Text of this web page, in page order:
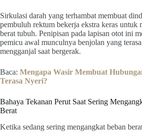
Sirkulasi darah yang terhambat membuat
pembuluh rektum bekerja ekstra keras untuk
berat tubuh. Penipisan pada lapisan otot ini
pemicu awal munculnya benjolan yang terasa
mengganjal saat bergerak.
Baca: Mengapa Wasir Membuat
Terasa Nyeri?
Bahaya Tekanan Perut Saat Sering
Berat
Ketika sedang sering mengangkat beban